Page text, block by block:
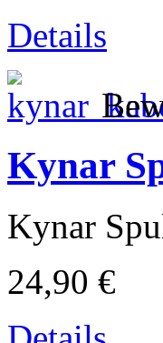
Details
Kynar
Kynar
24,90 €